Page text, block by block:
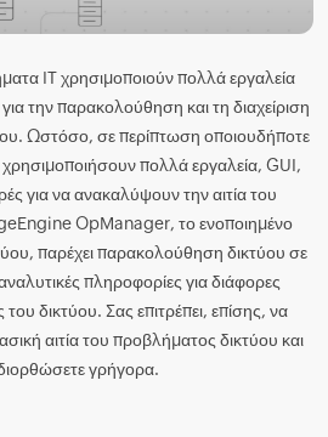
IT χρησιμοποιούν πολλά εργαλεία
την παρακολούθηση και τη διαχείριση
Ωστόσο, σε περίπτωση οποιουδήποτε
πολλά εργαλεία, GUI,
για να ανακαλύψουν την αιτία του
OpManager, το ενοποιημένο
παρέχει παρακολούθηση δικτύου σε
πληροφορίες για διάφορες
δικτύου. Σας επιτρέπει, επίσης, να
αιτία του προβλήματος δικτύου και
γρήγορα.